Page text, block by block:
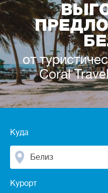
от
Coral
Куда
Белиз
Курорт